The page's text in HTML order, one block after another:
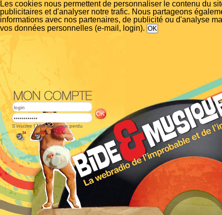
Les cookies nous permettent de personnaliser le contenu du
publicitaires et d'analyser notre trafic. Nous partageons
informations avec nos partenaires, de publicité ou d'analyse
vos données personnelles (e-mail, login).
S'inscrire |Mot de passe perdu